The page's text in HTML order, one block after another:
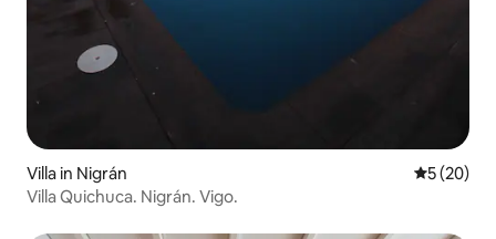
Villa in Nigrán
5 (20)
Villa Quichuca. Nigrán. Vigo.